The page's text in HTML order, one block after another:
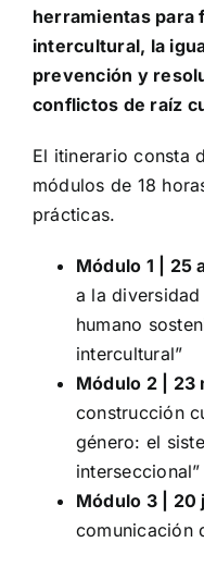
herramientas para
intercultural, la
prevención y
conflictos de raíz
El itinerario consta
módulos de 18
prácticas.
Módulo 1 | 25
a la
humano
intercultural”
Módulo 2 | 23
construcción
género: el
interseccional”
Módulo 3 | 20
comunicación